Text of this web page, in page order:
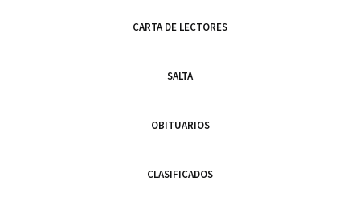
CARTA DE LECTORES
SALTA
OBITUARIOS
CLASIFICADOS